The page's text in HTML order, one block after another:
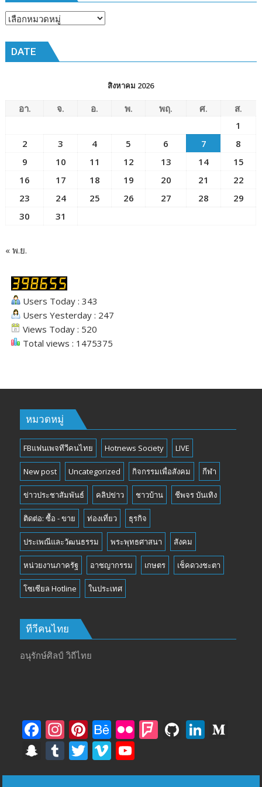
หัวข้อ
DATE
สิงหาคม 2026
อา. จ. อ. พ. พฤ. ศ.
ส.
1
2
3 4 5 6 7
8
9
10 11 12 13 14
15
16
17 18 19 20 21
22
23
24 25 26 27 28
29
30
31
« พ.ย.
Users Today : 343
Users Yesterday : 247
Views Today : 520
Total views : 1475375
หมวดหมู่
FBแฟนเพจทีวีคนไทย Hotnews Society LIVE
New post Uncategorized กิจกรรมเพื่อสังคม กีฬา
ข่าวประชาสัมพันธ์ คลิปข่าว ชาวบ้าน ชีพจร บันเทิง
ติดต่อ: ซื้อ - ขาย ท่องเที่ยว ธุรกิจ
ประเพณีและวัฒนธรรม พระพุทธศาสนา สังคม
หน่วยงานภาครัฐ อาชญากรรม เกษตร เช็คดวงชะตา
โซเซียล Hotline ในประเทศ
ทีวีคนไทย
อนุรักษ์ศิลป์ วิถีไทย
F
ac
e
In
st
a
Pi
nt
er
B
e
h
Fli F Gi Li
S
n
T
u
T
w
Vi
m o